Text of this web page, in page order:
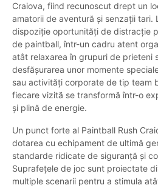
Craiova, fiind recunoscut drept un
amatorii de aventură și senzații tari.
dispoziție oportunități de distracție
de paintball, într-un cadru atent
atât relaxarea în grupuri de prieteni
desfășurarea unor momente
sau activități corporate de tip team
fiecare vizită se transformă într-o
și plină de energie.
Un punct forte al Paintball Rush
dotarea cu echipament de ultimă
standarde ridicate de siguranță și
Suprafețele de joc sunt proiectate
multiple scenarii pentru a stimula